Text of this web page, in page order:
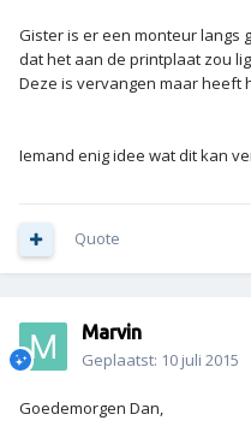
Gister is er een monteur langs
dat het aan de printplaat zou
Deze is vervangen maar heeft
Iemand enig idee wat dit kan
Quote
Marvin
Geplaatst: 10 juli 2015
Goedemorgen Dan,